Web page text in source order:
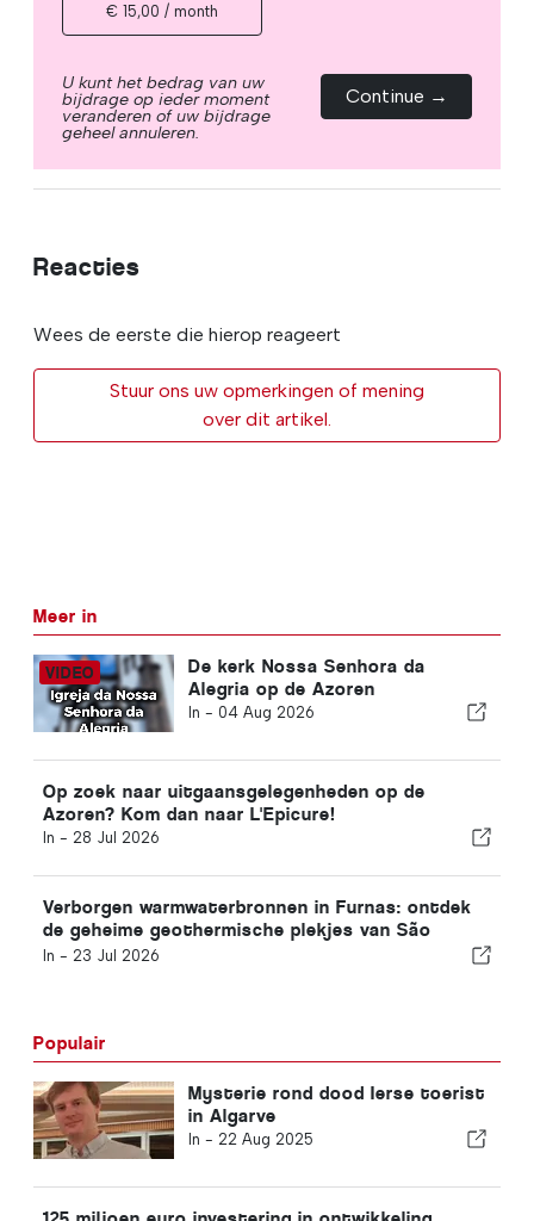
€ 15,00 / month
U kunt het bedrag van uw
bijdrage op ieder moment
veranderen of uw bijdrage
geheel annuleren.
Continue →
Reacties
Wees de eerste die hierop reageert
Stuur ons uw opmerkingen of mening
over dit artikel.
Meer in
De kerk Nossa Senhora da
Alegria op de Azoren
In - 04 Aug 2026
Op zoek naar uitgaansgelegenheden op de
Azoren? Kom dan naar L'Epicure!
In - 28 Jul 2026
Verborgen warmwaterbronnen in Furnas: ontdek
de geheime geothermische plekjes van São
Miguel
In - 23 Jul 2026
Populair
Mysterie rond dood Ierse toerist
in Algarve
In - 22 Aug 2025